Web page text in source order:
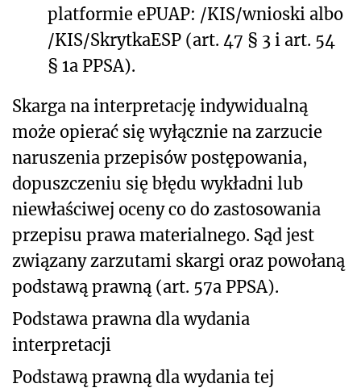
platformie ePUAP: /KIS/wnioski albo
/KIS/SkrytkaESP (art. 47 § 3 i art. 54
§ 1a PPSA).
Skarga na interpretację indywidualną
może opierać się wyłącznie na zarzucie
naruszenia przepisów postępowania,
dopuszczeniu się błędu wykładni lub
niewłaściwej oceny co do zastosowania
przepisu prawa materialnego. Sąd jest
związany zarzutami skargi oraz powołaną
podstawą prawną (art. 57a PPSA).
Podstawa prawna dla wydania
interpretacji
Podstawą prawną dla wydania tej